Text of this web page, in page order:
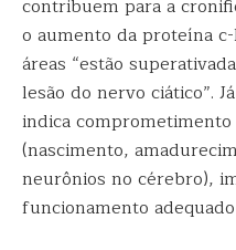
contribuem para a
o aumento da proteína
áreas “estão
lesão do nervo ciático”.
indica
(nascimento,
neurônios no cérebro),
funcionamento